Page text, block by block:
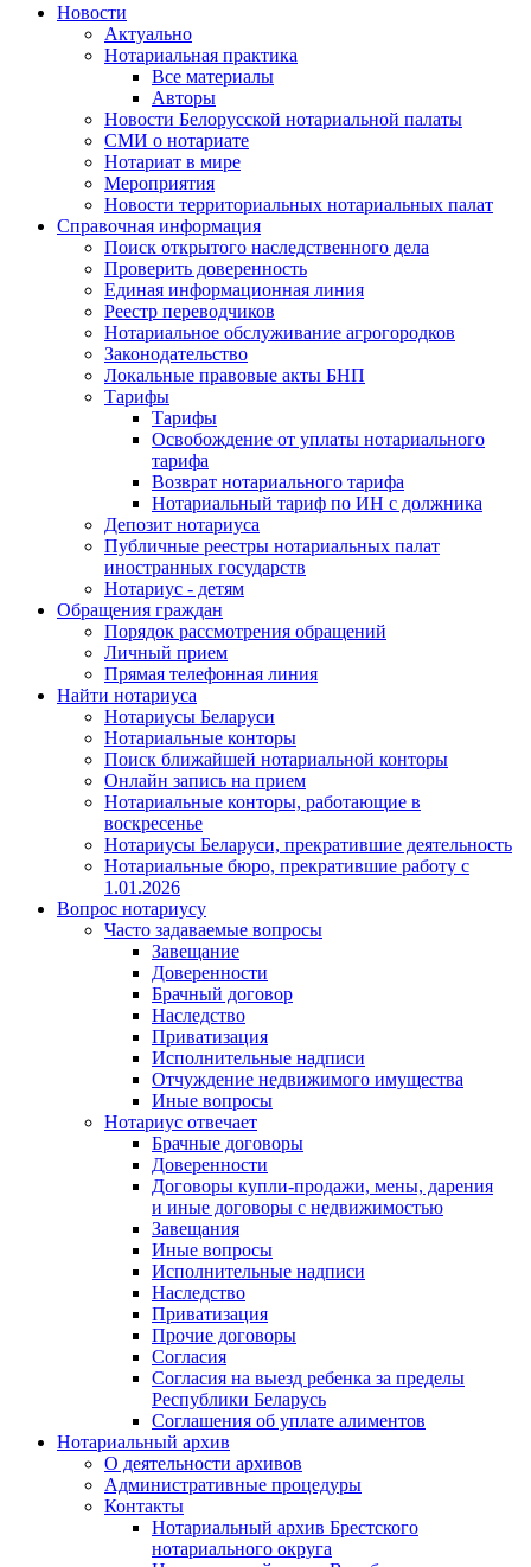
Новости
Актуально
Нотариальная практика
Все материалы
Авторы
Новости Белорусской нотариальной палаты
СМИ о нотариате
Нотариат в мире
Мероприятия
Новости территориальных нотариальных палат
Справочная информация
Поиск открытого наследственного дела
Проверить доверенность
Единая информационная линия
Реестр переводчиков
Нотариальное обслуживание агрогородков
Законодательство
Локальные правовые акты БНП
Тарифы
Тарифы
Освобождение от уплаты нотариального
тарифа
Возврат нотариального тарифа
Нотариальный тариф по ИН с должника
Депозит нотариуса
Публичные реестры нотариальных палат
иностранных государств
Нотариус - детям
Обращения граждан
Порядок рассмотрения обращений
Личный прием
Прямая телефонная линия
Найти нотариуса
Нотариусы Беларуси
Нотариальные конторы
Поиск ближайшей нотариальной конторы
Онлайн запись на прием
Нотариальные конторы, работающие в
воскресенье
Нотариусы Беларуси, прекратившие деятельность
Нотариальные бюро, прекратившие работу с
1.01.2026
Вопрос нотариусу
Часто задаваемые вопросы
Завещание
Доверенности
Брачный договор
Наследство
Приватизация
Исполнительные надписи
Отчуждение недвижимого имущества
Иные вопросы
Нотариус отвечает
Брачные договоры
Доверенности
Договоры купли-продажи, мены, дарения
и иные договоры с недвижимостью
Завещания
Иные вопросы
Исполнительные надписи
Наследство
Приватизация
Прочие договоры
Согласия
Согласия на выезд ребенка за пределы
Республики Беларусь
Соглашения об уплате алиментов
Нотариальный архив
О деятельности архивов
Административные процедуры
Контакты
Нотариальный архив Брестского
нотариального округа